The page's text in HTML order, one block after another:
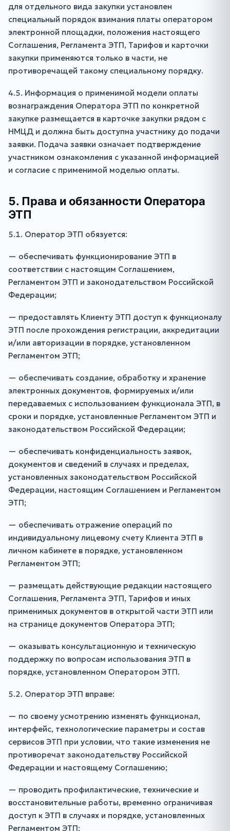
для отдельного вида закупки установлен
специальный порядок взимания платы оператором
электронной площадки, положения настоящего
Соглашения, Регламента ЭТП, Тарифов и карточки
закупки применяются только в части, не
противоречащей такому специальному порядку.
4.5. Информация о применимой модели оплаты
вознаграждения Оператора ЭТП по конкретной
закупке размещается в карточке закупки рядом с
НМЦД и должна быть доступна участнику до подачи
заявки. Подача заявки означает подтверждение
участником ознакомления с указанной информацией
и согласие с применимой моделью оплаты.
5. Права и обязанности Оператора
ЭТП
5.1. Оператор ЭТП обязуется:
— обеспечивать функционирование ЭТП в
соответствии с настоящим Соглашением,
Регламентом ЭТП и законодательством Российской
Федерации;
— предоставлять Клиенту ЭТП доступ к функционалу
ЭТП после прохождения регистрации, аккредитации
и/или авторизации в порядке, установленном
Регламентом ЭТП;
— обеспечивать создание, обработку и хранение
электронных документов, формируемых и/или
передаваемых с использованием функционала ЭТП, в
сроки и порядке, установленные Регламентом ЭТП и
законодательством Российской Федерации;
— обеспечивать конфиденциальность заявок,
документов и сведений в случаях и пределах,
установленных законодательством Российской
Федерации, настоящим Соглашением и Регламентом
ЭТП;
— обеспечивать отражение операций по
индивидуальному лицевому счету Клиента ЭТП в
личном кабинете в порядке, установленном
Регламентом ЭТП;
— размещать действующие редакции настоящего
Соглашения, Регламента ЭТП, Тарифов и иных
применимых документов в открытой части ЭТП или
на странице документов Оператора ЭТП;
— оказывать консультационную и техническую
поддержку по вопросам использования ЭТП в
порядке, установленном Оператором ЭТП.
5.2. Оператор ЭТП вправе:
— по своему усмотрению изменять функционал,
интерфейс, технологические параметры и состав
сервисов ЭТП при условии, что такие изменения не
противоречат законодательству Российской
Федерации и настоящему Соглашению;
— проводить профилактические, технические и
восстановительные работы, временно ограничивая
доступ к ЭТП в случаях и порядке, установленных
Регламентом ЭТП;